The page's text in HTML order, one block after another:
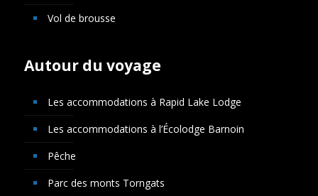
Vol de brousse
Autour du voyage
Les accommodations à Rapid Lake Lodge
Les accommodations à l’Écolodge Barnoin
Pêche
Parc des monts Torngats